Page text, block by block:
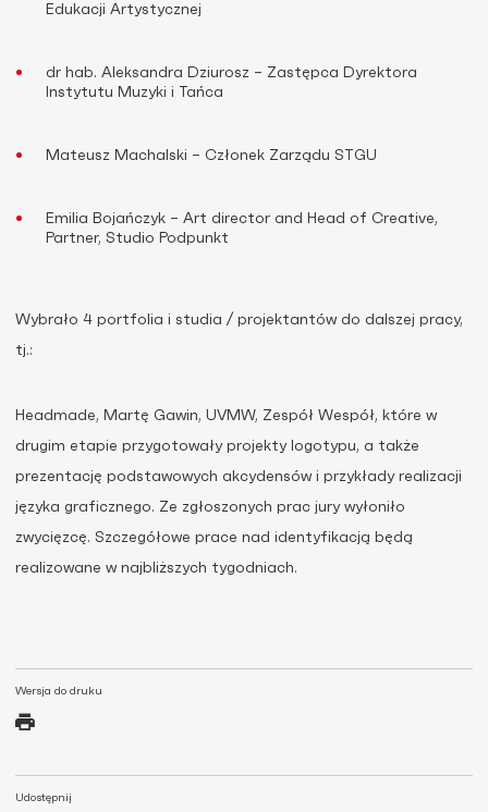
Wersja do druku
Udostępnij
Edukacji Artystycznej
dr hab. Aleksandra Dziurosz – Zastępca Dyrektora
Instytutu Muzyki i Tańca
Mateusz Machalski – Członek Zarządu STGU
Emilia Bojańczyk – Art director and Head of Creative,
Partner, Studio Podpunkt
Wybrało 4 portfolia i studia / projektantów do dalszej pracy,
tj.:
Headmade, Martę Gawin, UVMW, Zespół Wespół, które w
drugim etapie przygotowały projekty logotypu, a także
prezentację podstawowych akcydensów i przykłady realizacji
języka graficznego. Ze zgłoszonych prac jury wyłoniło
zwycięzcę. Szczegółowe prace nad identyfikacją będą
realizowane w najbliższych tygodniach.